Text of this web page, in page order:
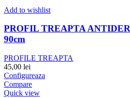
Add to wishlist
PROFIL TREAPTA
90cm
PROFILE TREAPTA
45,00 lei
Configureaza
Compare
Quick view